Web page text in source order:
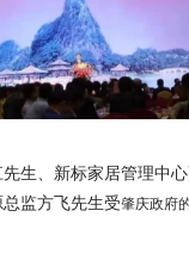
生、新标家居管理中
监方飞先生受肇庆政府